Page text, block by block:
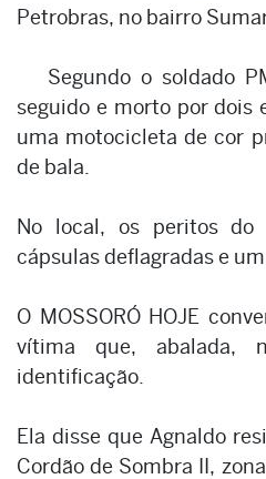
Petrobras, no bairro
Segundo o soldado
seguido e morto por dois
uma motocicleta de cor
de bala.
No local, os peritos do
cápsulas deflagradas e
O MOSSORÓ HOJE
vítima que, abalada,
identificação.
Ela disse que Agnaldo
Cordão de Sombra II,